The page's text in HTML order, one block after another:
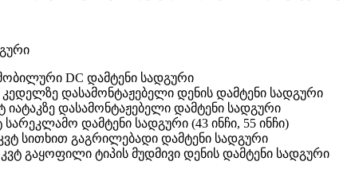
DC დამტენი სადგური
კედელზე დასამონტაჟებელი დენის დამტენი სადგური
იატაკზე დასამონტაჟებელი დამტენი სადგური
სარეკლამო დამტენი სადგური (43 ინჩი, 55 ინჩი)
კვტ სითხით გაგრილებადი დამტენი სადგური
კვტ გაყოფილი ტიპის მუდმივი დენის დამტენი სადგური